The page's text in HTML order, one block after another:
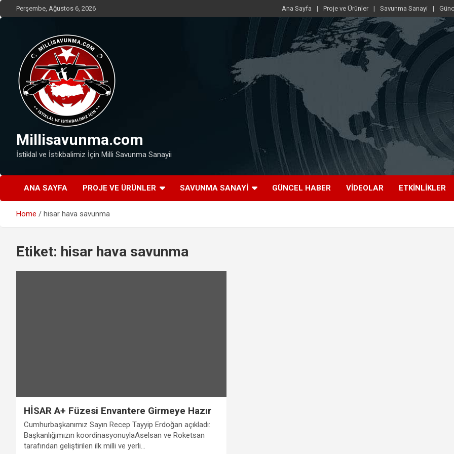
Skip
to
Perşembe, Ağustos 6, 2026 Ana Sayfa Proje ve Ürünler Savunma Sanayi
Millisavunma.com
İstiklal ve İstikbalimiz İçin Milli Savunma Sanayii
ANA SAYFA PROJE VE ÜRÜNLER SAVUNMA SANAYI GÜNCEL HABER VIDEOLAR ETKINLIKLER
Home hisar hava savunma
Etiket: hisar hava savunma
HİSAR A+ Füzesi Envantere Girmeye Hazır
Cumhurbaşkanımız Sayın Recep Tayyip Erdoğan açıkladı:
Başkanlığımızın koordinasyonuylaAselsan ve Roketsan
tarafından geliştirilen ilk milli ve yerli…